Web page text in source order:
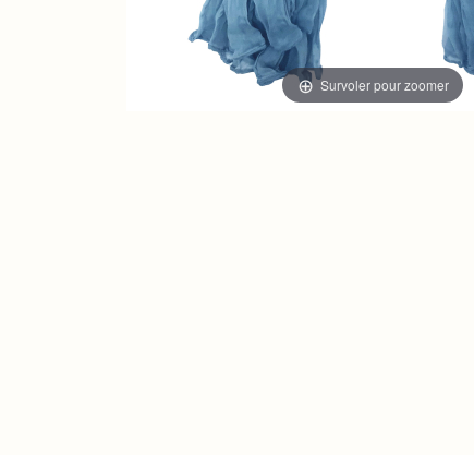
Survoler pour zoomer